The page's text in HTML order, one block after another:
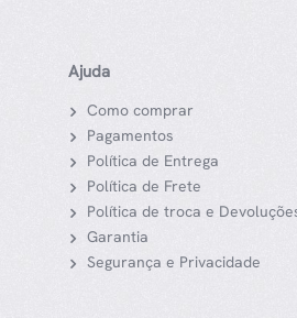
Ajuda
Como comprar
Pagamentos
Política de Entrega
Política de Frete
Política de troca e
Garantia
Segurança e Privacidade